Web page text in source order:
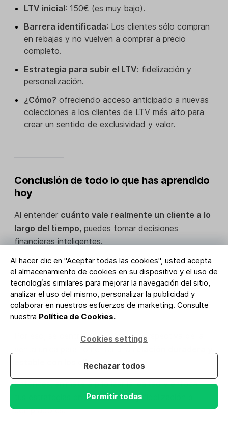
Al hacer clic en "Aceptar todas las cookies", usted acepta
el almacenamiento de cookies en su dispositivo y el uso de
tecnologías similares para mejorar la navegación del sitio,
analizar el uso del mismo, personalizar la publicidad y
colaborar en nuestros esfuerzos de marketing. Consulte
nuestra Política de Cookies.
Cookies settings
Rechazar todos
Permitir todas
LTV inicial: 150€ (es muy bajo).
Barrera identificada: Los clientes sólo compran
en rebajas y no vuelven a comprar a precio
completo.
Estrategia para subir el LTV: fidelización y
personalización.
¿Cómo? ofreciendo acceso anticipado a nuevas
colecciones a los clientes de LTV más alto para
crear un sentido de exclusividad y valor.
Conclusión de todo lo que has aprendido
hoy
Al entender cuánto vale realmente un cliente a lo
largo del tiempo, puedes tomar decisiones
financieras inteligentes.
Si este valor incrementa, tu facturación también lo
hará.
El enfoque del LTV es lasostenibilidad y el
crecimiento a largo plazo
Por eso, se centra en cambiar la perspectiva de la
estable con los clientes.
Entonces, anímate a priorizar la lealtad y enfocar
tus estrategias en laretencióny fidelización de tus
compradores.